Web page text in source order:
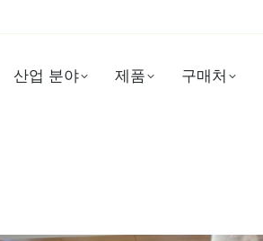
산업 분야 제품 구매처